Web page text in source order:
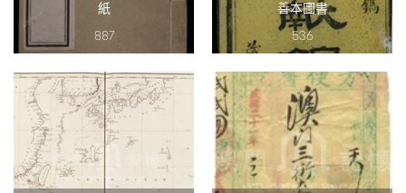
紙
887
善本圖書
536